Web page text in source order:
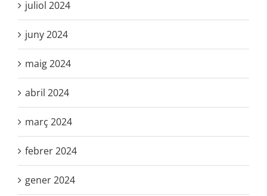
juliol 2024
juny 2024
maig 2024
abril 2024
març 2024
febrer 2024
gener 2024